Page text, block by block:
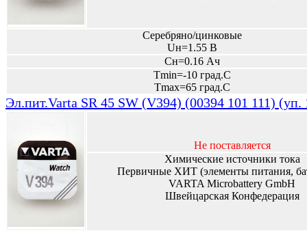
Серебряно/цинковые
Uн=1.55 В
Сн=0.16 Ач
Tmin=-10 град.С
Tmax=65 град.С
Эл.пит.Varta SR 45 SW (V394) (00394 101 111) (уп.
Не поставляется
Химические источники тока
Первичные ХИТ (элементы питания,
VARTA Microbattery GmbH
Швейцарская Конфедерация